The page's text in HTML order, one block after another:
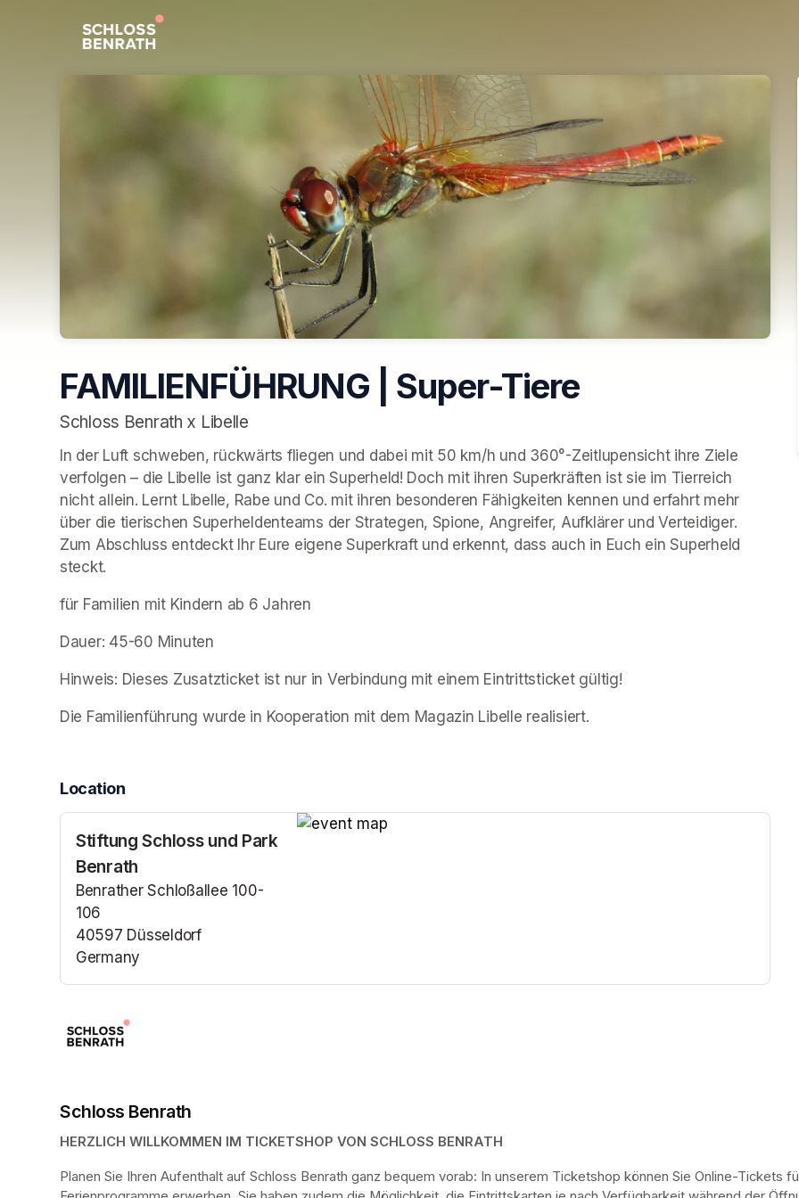
FAMILIENFÜHRUNG | Super-Tiere
Schloss Benrath x Libelle
In der Luft schweben, rückwärts fliegen und dabei mit 50 km/h und 360°-Zeitlupensicht ihre Ziele
verfolgen – die Libelle ist ganz klar ein Superheld! Doch mit ihren Superkräften ist sie im Tierreich
nicht allein. Lernt Libelle, Rabe und Co. mit ihren besonderen Fähigkeiten kennen und erfahrt mehr
über die tierischen Superheldenteams der Strategen, Spione, Angreifer, Aufklärer und Verteidiger.
Zum Abschluss entdeckt Ihr Eure eigene Superkraft und erkennt, dass auch in Euch ein Superheld
steckt.
für Familien mit Kindern ab 6 Jahren
Dauer: 45-60 Minuten
Hinweis: Dieses Zusatzticket ist nur in Verbindung mit einem Eintrittsticket gültig!
Die Familienführung wurde in Kooperation mit dem Magazin Libelle realisiert.
Location
Stiftung Schloss und Park
Benrath
Benrather Schloßallee 100-
106
40597 Düsseldorf
Germany
(opens in a new tab)
Schloss Benrath
HERZLICH WILLKOMMEN IM TICKETSHOP VON SCHLOSS BENRATH
Planen Sie Ihren Aufenthalt auf Schloss Benrath ganz bequem vorab: In unserem Ticketshop können Sie Online-Tickets